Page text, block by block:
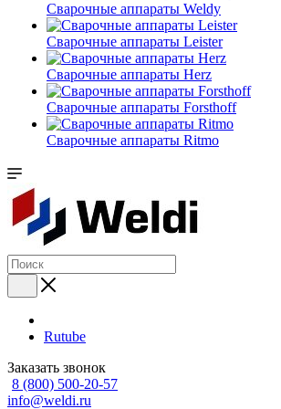
Сварочные аппараты Weldy
Сварочные аппараты Leister
Сварочные аппараты Herz
Сварочные аппараты Forsthoff
Сварочные аппараты Ritmo
Rutube
Заказать звонок
8 (800) 500-20-57
info@weldi.ru